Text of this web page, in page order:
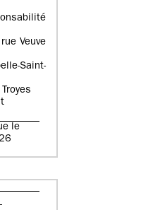
Veuve
Saint-
le